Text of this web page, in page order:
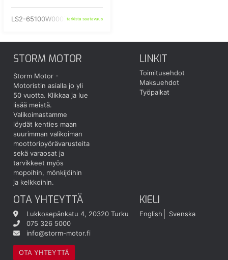
LS2-65100W0007-tarkista saatavuus
STORM MOTOR
Storm Motor -
Motoristin asialla jo yli
50 vuotta. Klikkaa ja lue
lisää meistä.
Valikoimastamme
löydät kenties maan
suurimman valikoiman
moottoripyörävarusteita
sekä varaosat ja
tarvikkeet myös
mopoihin, mönkijöihin
ja kelkkoihin.
LINKIT
Toimitusehdot
Maksuehdot
Työpaikat
OTA YHTEYTTÄ
Lukkosepänkatu 4, 20320 Turku
075 326 5000
info@storm-motor.fi
OTA YHTEYTTÄ
KIELI
English Svenska